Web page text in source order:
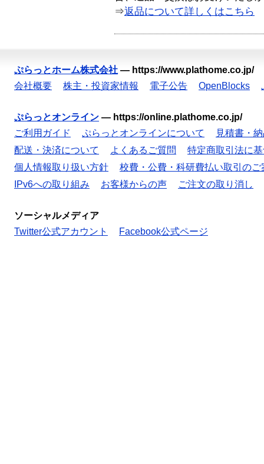
⇒返品について詳しくはこちら
ぷらっとホーム株式会社 — https://www.plathome.co.jp/
会社概要
株主・投資家情報 電子公告 OpenBlocks
ぷらっとオンライン — https://online.plathome.co.jp/
ご利用ガイド
ぷらっとオンラインについて
見積書・
配送・決済について
よくあるご質問
特定商取引法に
個人情報取り扱い方針
校費・公費・科研費払い取引のご
IPv6への取り組み
お客様からの声 ご注文の取り消し
ソーシャルメディア
Twitter公式アカウント
Facebook公式ページ